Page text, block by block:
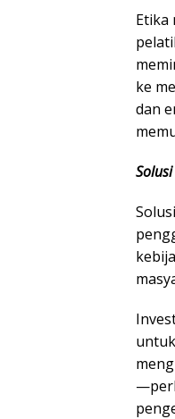
​Etika
ke
dan